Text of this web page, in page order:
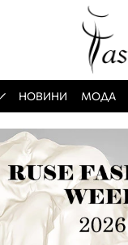
НОВИНИ МОДА